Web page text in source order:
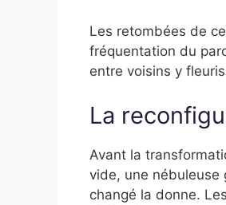
Les retombées de
fréquentation du
entre voisins y
La
Avant la
vide, une nébuleuse
changé la donne.